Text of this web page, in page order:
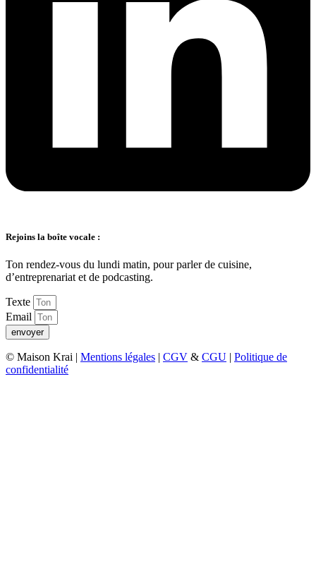
Rejoins la boîte vocale :
Ton rendez-vous du lundi matin, pour parler de cuisine,
d’entreprenariat et de podcasting.
Texte
Email
envoyer
© Maison Krai | Mentions légales | CGV & CGU | Politique de
confidentialité